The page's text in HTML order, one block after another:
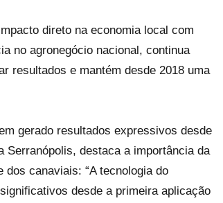
direto na economia local com
no agronegócio nacional, continua
resultados e mantém desde 2018 uma
gerado resultados expressivos desde
destaca a importância da
canaviais: “A tecnologia do
desde a primeira aplicação